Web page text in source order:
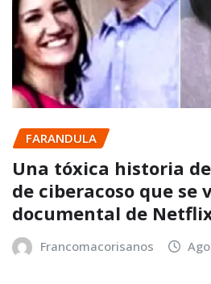
FARANDULA
Una tóxica historia
de ciberacoso que se
documental de
Francomacorisanos